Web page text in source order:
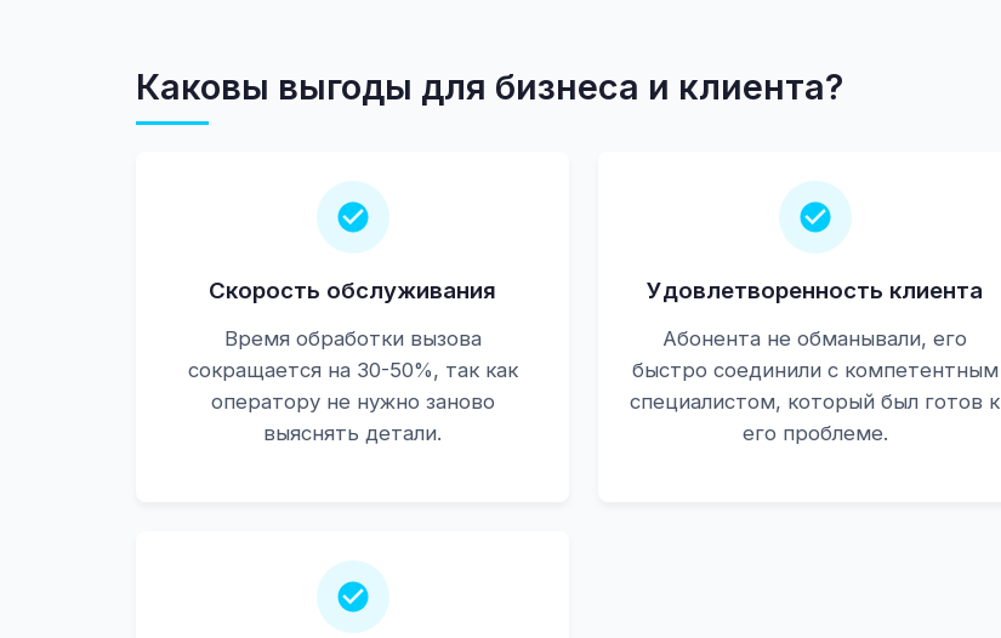
Каковы выгоды для бизнеса и клиента?
Скорость обслуживания
Время обработки вызова
сокращается на 30-50%, так как
оператору не нужно заново
выяснять детали.
Удовлетворенность клиента
Абонента не обманывали, его
быстро соединили с компетентным
специалистом, который был готов к
его проблеме.